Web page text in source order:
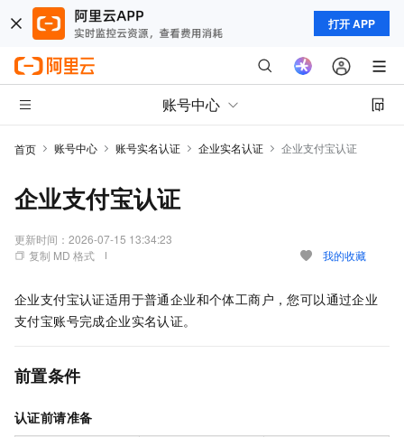
打开 APP
账号中心
首页 账号中心 账号实名认证 企业实名认证 企业支付宝认证
企业支付宝认证
更新时间： 2026-07-15 13:34:23
复制 MD 格式
我的收藏
企业支付宝认证适用于普通企业和个体工商户，您可以通过企业
支付宝账号完成企业实名认证。
前置条件
认证前请准备